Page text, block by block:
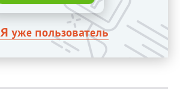
Я уже пользователь